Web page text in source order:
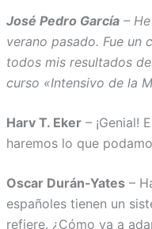
José Pedro García –
verano pasado. Fue un
todos mis resultados
curso «Intensivo de la
Harv T. Eker – ¡Genial!
haremos lo que
Oscar Durán-Yates –
españoles tienen un
refiere. ¿Cómo va a